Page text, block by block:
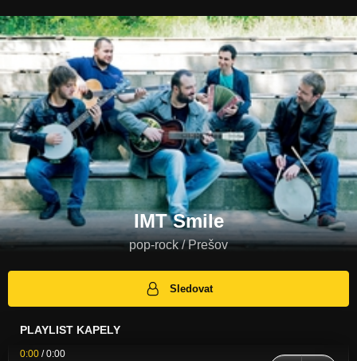
IMT Smile
pop-rock / Prešov
Sledovat
PLAYLIST KAPELY
0:00 /0:00